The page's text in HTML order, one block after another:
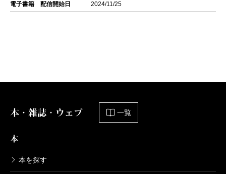
電子書籍 配信開始日 2024/11/25
本・雑誌・ウェブ 一覧
本
本を探す